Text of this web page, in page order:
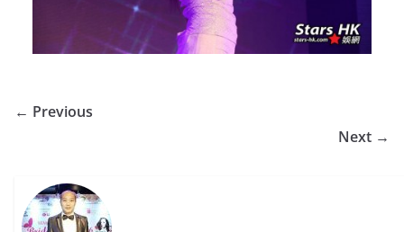
← Previous
Next →